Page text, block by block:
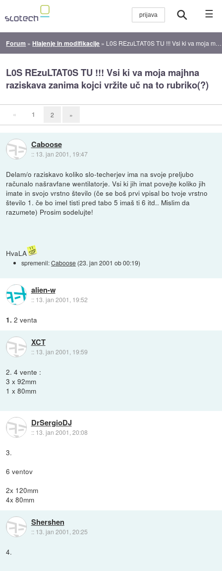
☰
Forum » Hlajenje in modifikacije » L0S REzuLTAT0S TU !!! Vsi ki va moja majhna raziskava zanima kojci vržite uč na to rubriko(?)
L0S REzuLTAT0S TU !!! Vsi ki va moja majhna
raziskava zanima kojci vržite uč na to rubriko(?)
« 1 2 »
Caboose
:: 13. jan 2001, 19:47
Delam/o raziskavo koliko slo-techerjev ima na svoje preljubo
računalo našravfane wentilatorje. Vsi ki jih imat povejte koliko jih
imate in svojo vrstno število (če se boš prvi vpisal bo tvoje vrstno
število 1. če bo imel tisti pred tabo 5 imaš ti 6 itd.. Mislim da
razumete) Prosim sodelujte!
HvaLA
spremenil:Caboose (23. jan 2001 ob 00:19)
alien-w
:: 13. jan 2001, 19:52
1. 2 venta
XCT
:: 13. jan 2001, 19:59
2. 4 vente :
3 x 92mm
1 x 80mm
DrSergioDJ
:: 13. jan 2001, 20:08
3.
6 ventov
2x 120mm
4x 80mm
Shershen
:: 13. jan 2001, 20:25
4.